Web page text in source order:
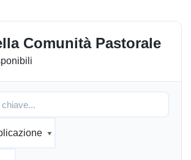
Comunità Pastorale